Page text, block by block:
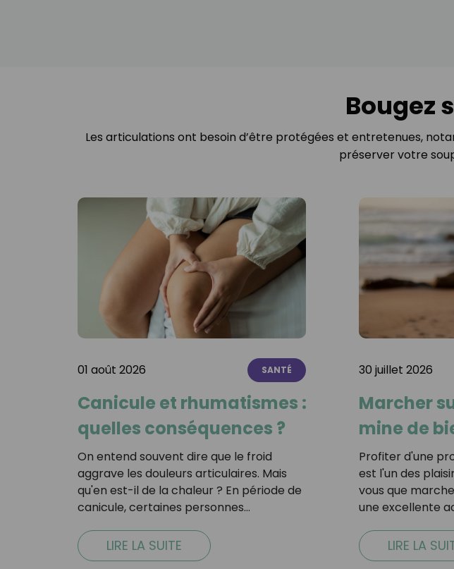
Bougez
Les articulations ont besoin d’être protégées et entretenues,
préserver votre
01 août 2026 SANTÉ
Canicule et rhumatismes :
quelles conséquences ?
On entend souvent dire que le froid
aggrave les douleurs articulaires. Mais
qu'en est-il de la chaleur ? En période de
canicule, certaines personnes…
LIRE LA SUITE
30 juillet 2026
Marcher
mine de
Profiter d'une
est l'un des
vous que
une excellente
LIRE LA